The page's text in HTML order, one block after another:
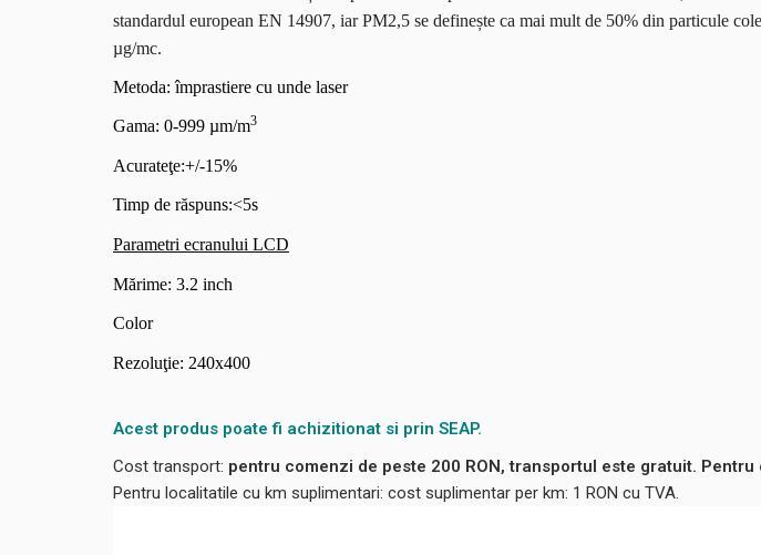
standardul european EN 14907, iar PM2,5 se definește ca mai mult de 50% din particule
µg/mc.
Metoda: împrastiere cu unde laser
Gama: 0-999 µm/m3
Acurateţe:+/-15%
Timp de răspuns:<5s
Parametri ecranului LCD
Mărime: 3.2 inch
Color
Rezoluţie: 240x400
Acest produs poate fi achizitionat si prin SEAP.
Cost transport: pentru comenzi de peste 200 RON, transportul este gratuit.
Pentru localitatile cu km suplimentari: cost suplimentar per km: 1 RON cu TVA.